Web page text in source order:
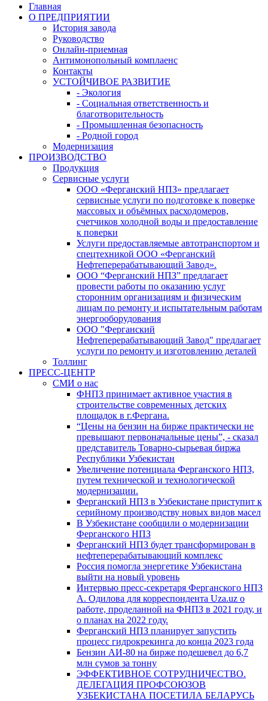
Главная
О ПРЕДПРИЯТИИ
История завода
Руководство
Онлайн-приемная
Антимонопольный комплаенс
Контакты
УСТОЙЧИВОЕ РАЗВИТИЕ
- Экология
- Социальная ответственность и
благотворительность
- Промышленная безопасность
- Родной город
Модернизация
ПРОИЗВОДСТВО
Продукция
Сервисные услуги
ООО «Ферганский НПЗ» предлагает
сервисные услуги по подготовке к поверке
массовых и объёмных расходомеров,
счетчиков холодной воды и предоставление
к поверки
Услуги предоставляемые автотранспортом и
спецтехникой ООО «Ферганский
Нефтеперерабатывающий Завод».
ООО “Ферганский НПЗ” предлагает
провести работы по оказанию услуг
сторонним организациям и физическим
лицам по ремонту и испытательным работам
энергооборудования
ООО "Ферганский
Нефтеперерабатывающий Завод" предлагает
услуги по ремонту и изготовлению деталей
Толлинг
ПРЕСС-ЦЕНТР
СМИ о нас
ФНПЗ принимает активное участия в
строительстве современных детских
площадок в г.Фергана.
“Цены на бензин на бирже практически не
превышают первоначальные цены”, - сказал
представитель Товарно-сырьевая биржа
Республики Узбекистан
Увеличение потенциала Ферганского НПЗ,
путем технической и технологической
модернизации.
Ферганский НПЗ в Узбекистане приступит к
серийному производству новых видов масел
В Узбекистане сообщили о модернизации
Ферганского НПЗ
Ферганский НПЗ будет трансформирован в
нефтеперерабатывающий комплекс
Россия помогла энергетике Узбекистана
выйти на новый уровень
Интервью пресс-секретаря Ферганского НПЗ
А. Одилова для корреспондента Uza.uz о
работе, проделанной на ФНПЗ в 2021 году, и
о планах на 2022 году.
Ферганский НПЗ планирует запустить
процесс гидрокрекинга до конца 2023 года
Бензин АИ-80 на бирже подешевел до 6,7
млн сумов за тонну
ЭФФЕКТИВНОЕ СОТРУДНИЧЕСТВО.
ДЕЛЕГАЦИЯ ПРОФСОЮЗОВ
УЗБЕКИСТАНА ПОСЕТИЛА БЕЛАРУСЬ